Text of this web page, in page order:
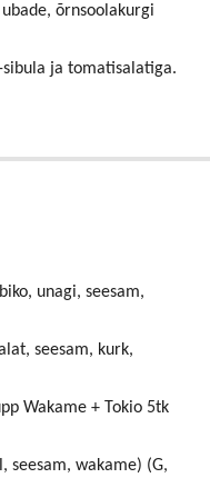
ubade, õrnsoolakurgi
sibula ja tomatisalatiga.
unagi, seesam,
seesam, kurk,
Wakame + Tokio 5tk
seesam, wakame) (G,